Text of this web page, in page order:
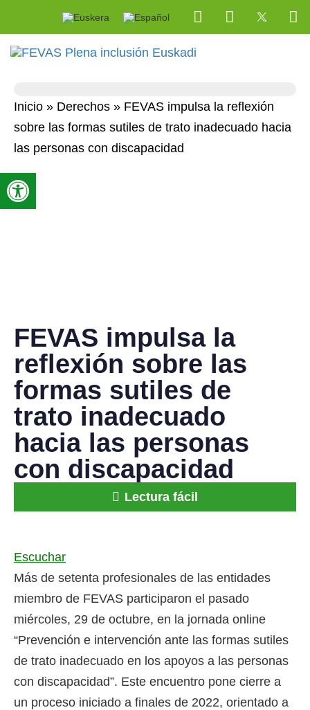
Inicio » Derechos » FEVAS impulsa la reflexión
sobre las formas sutiles de trato inadecuado hacia
las personas con discapacidad
FEVAS impulsa la
reflexión sobre las
formas sutiles de
trato inadecuado
hacia las personas
con discapacidad
Lectura fácil
Escuchar
Más de setenta profesionales de las entidades
miembro de FEVAS participaron el pasado
miércoles, 29 de octubre, en la jornada online
“Prevención e intervención ante las formas sutiles
de trato inadecuado en los apoyos a las personas
con discapacidad”. Este encuentro pone cierre a
un proceso iniciado a finales de 2022, orientado a
Abrir barra de herramientas